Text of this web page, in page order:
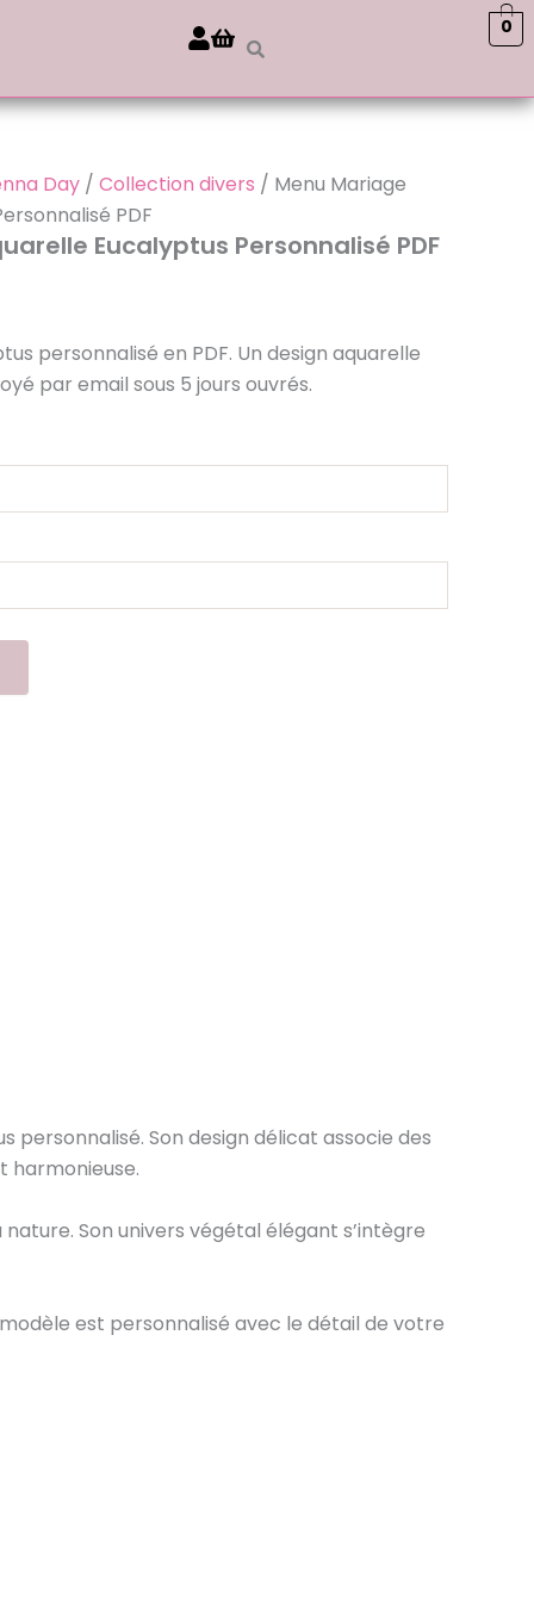
0
Day / Collection divers / Menu Mariage
PDF
Eucalyptus Personnalisé PDF
personnalisé en PDF. Un design aquarelle
par email sous 5 jours ouvrés.
Son design délicat associe des
harmonieuse.
Son univers végétal élégant s’intègre
est personnalisé avec le détail de votre